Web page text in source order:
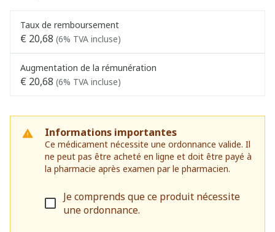
Taux de remboursement
€ 20,68 (6% TVA incluse)
Augmentation de la rémunération
€ 20,68 (6% TVA incluse)
Informations importantes
Ce médicament nécessite une ordonnance valide. Il
ne peut pas être acheté en ligne et doit être payé à
la pharmacie après examen par le pharmacien.
Je comprends que ce produit nécessite
une ordonnance.